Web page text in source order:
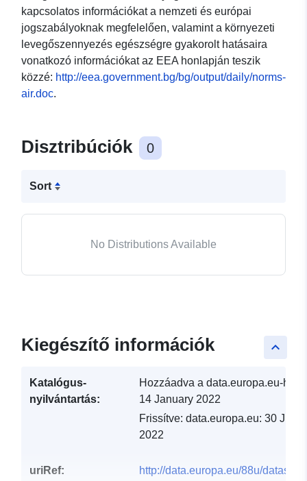
kapcsolatos információkat a nemzeti és európai
jogszabályoknak megfelelően, valamint a környezeti
levegőszennyezés egészségre gyakorolt hatásaira
vonatkozó információkat az EEA honlapján teszik
közzé: http://eea.government.bg/bg/output/daily/norms-
air.doc.
Disztribúciók 0
Sort
No Distributions Available
keyboard_arrow_up
Kiegészítő információk
Katalógus-
nyilvántartás:
Hozzáadva a data.europa.eu-hoz:
14 January 2022
Frissítve: data.europa.eu: 30 June
2022
uriRef: http://data.europa.eu/88u/dataset/